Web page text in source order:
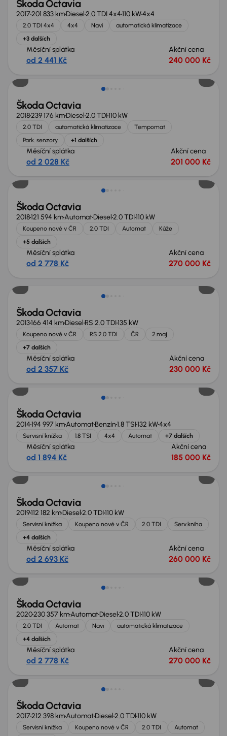
Škoda Octavia
2017201 833 kmDiesel2.0 TDI 4x4110 kW4x4
2.0 TDI 4x4 4x4 Navi
automatická klimatizace
+3 dalších
Měsíční splátka
od 2 441 Kč
Akční cena
240 000 Kč
Možnost odpočtu DPH
Škoda Octavia
2018239 176 kmDiesel2.0 TDI110 kW
2.0 TDI automatická klimatizace
Tempomat
Park. senzory
+1 dalších
Měsíční splátka
od 2 028 Kč
Akční cena
201 000 Kč
Zlevněno o 20 000 Kč
Škoda Octavia
2018121 594 kmAutomatDiesel2.0 TDI110 kW
Koupeno nové v ČR 2.0 TDI Automat
Kůže
+5 dalších
Měsíční splátka
od 2 778 Kč
Akční cena
270 000 Kč
Škoda Octavia
2013166 414 kmDiesel RS 2.0 TDI135 kW
Koupeno nové v ČR RS 2.0 TDI ČR
2.maj
+7 dalších
Měsíční splátka
od 2 357 Kč
Akční cena
230 000 Kč
Škoda Octavia
2014194 997 kmAutomatBenzín1.8 TSI132 kW4x4
Servisní knížka 1.8 TSI 4x4 Automat +7 dalších
Měsíční splátka
od 1 894 Kč
Akční cena
185 000 Kč
Škoda Octavia
2019112 182 kmDiesel2.0 TDI110 kW
Servisní knížka Koupeno nové v ČR 2.0 TDI
Serv.kniha
+4 dalších
Měsíční splátka
od 2 693 Kč
Akční cena
260 000 Kč
Škoda Octavia
2020230 357 kmAutomatDiesel2.0 TDI110 kW
2.0 TDI Automat Navi
automatická klimatizace
+4 dalších
Měsíční splátka
od 2 778 Kč
Akční cena
270 000 Kč
Škoda Octavia
2017212 398 kmAutomatDiesel2.0 TDI110 kW
Servisní knížka Koupeno nové v ČR 2.0 TDI
Automat